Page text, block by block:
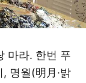
마라. 한번 푸
명월(明月·밝